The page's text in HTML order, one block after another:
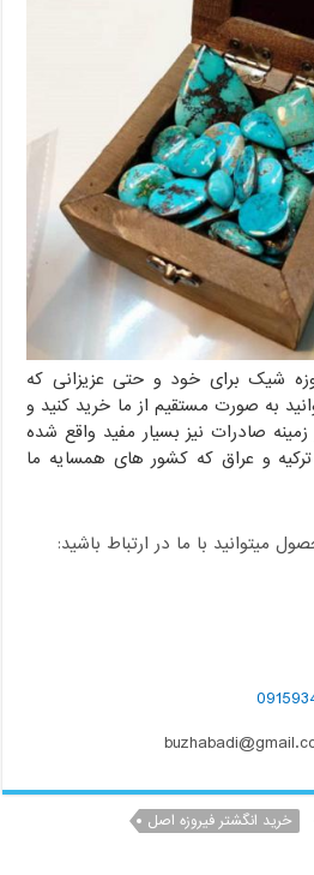
شیک برای خود و حتی عزیزانی که
به صورت مستقیم از ما خرید کنید و
صادرات نیز بسیار مفید واقع شده
و عراق که کشور های همسایه ما
با ما در ارتباط باشید:
خرید انگشتر فیروزه اصل